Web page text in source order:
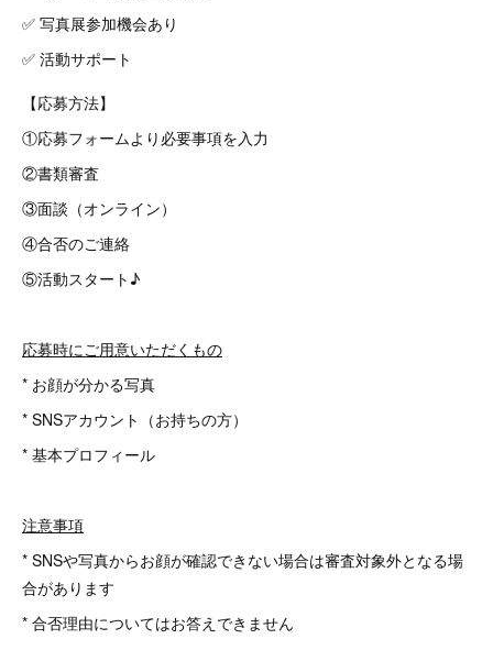
✅ 写真展参加機会あり
✅ 活動サポート
【応募方法】
①応募フォームより必要事項を入力
②書類審査
③面談（オンライン）
④合否のご連絡
⑤活動スタート♪
応募時にご用意いただくもの
* お顔が分かる写真
* SNSアカウント（お持ちの方）
* 基本プロフィール
注意事項
* SNSや写真からお顔が確認できない場合は審査対象外となる場
合があります
* 合否理由についてはお答えできません